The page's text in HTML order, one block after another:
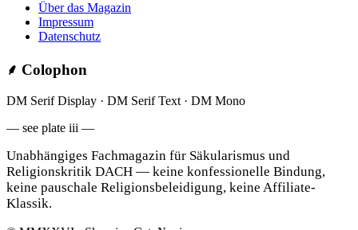
Über das Magazin
Impressum
Datenschutz
⸙ Colophon
DM Serif Display · DM Serif Text · DM Mono
— see plate iii —
Unabhängiges Fachmagazin für Säkularismus und
Religionskritik DACH — keine konfessionelle Bindung,
keine pauschale Religionsbeleidigung, keine Affiliate-
Klassik.